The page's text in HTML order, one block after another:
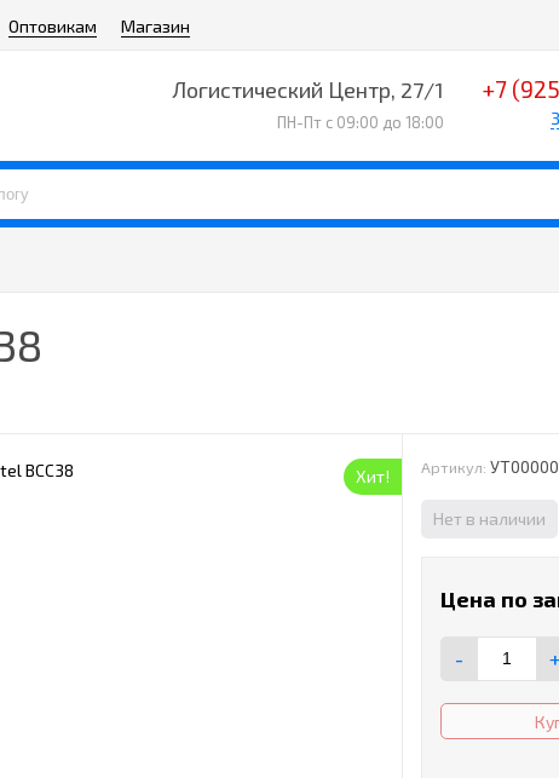
Оптовикам Магазин
Логистический Центр, 27/1
ПН-Пт с 09:00 до 18:00
+7
Хит! Артикул:
Нет в наличии
Цена по
- +